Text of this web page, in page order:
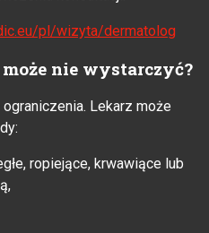
pl/wizyta/dermatolog
nie wystarczyć?
Lekarz może
ropiejące, krwawiące lub